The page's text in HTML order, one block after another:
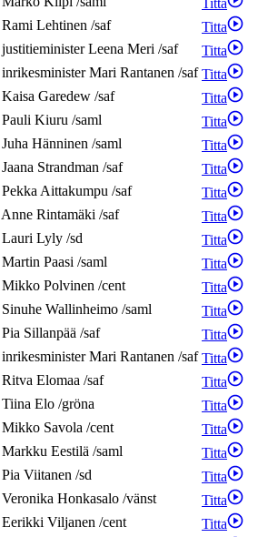
Titta
Rami Lehtinen /saf
Titta
justitieminister Leena Meri /saf
Titta
inrikesminister Mari Rantanen /saf Titta
Kaisa Garedew /saf
Titta
Pauli Kiuru /saml
Titta
Juha Hänninen /saml
Titta
Jaana Strandman /saf
Titta
PekkaAittakumpu /saf
Titta
Anne Rintamäki /saf
Titta
Lauri Lyly /sd
Titta
Martin Paasi /saml
Titta
Mikko Polvinen /cent
Titta
Sinuhe Wallinheimo /saml
Titta
Pia Sillanpää /saf
Titta
inrikesminister Mari Rantanen /saf Titta
Ritva Elomaa /saf
Titta
Tiina Elo /gröna
Titta
Mikko Savola /cent
Titta
Markku Eestilä /saml
Titta
Pia Viitanen /sd
Titta
Veronika Honkasalo /vänst
Titta
Eerikki Viljanen /cent
Titta